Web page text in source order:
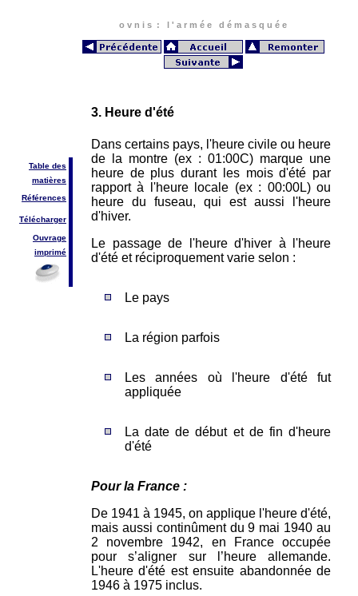
o v n i s : l ' a r m é e d é m a s q u é e
Table des
matières
Références
Télécharger
Ouvrage
imprimé
3. Heure d'été
Dans certains pays, l'heure civile ou heure
de la montre (ex : 01:00C) marque une
heure de plus durant les mois d'été par
rapport à l'heure locale (ex : 00:00L) ou
heure du fuseau, qui est aussi l'heure
d'hiver.
Le passage de l'heure d'hiver à l'heure
d'été et réciproquement varie selon :
Le pays
La région parfois
Les années où l'heure d'été fut
appliquée
La date de début et de fin d'heure
d'été
Pour la France :
De 1941 à 1945, on applique l'heure d'été,
mais aussi continûment du 9 mai 1940 au
2 novembre 1942, en France occupée
pour s’aligner sur l’heure allemande.
L'heure d'été est ensuite abandonnée de
1946 à 1975 inclus.